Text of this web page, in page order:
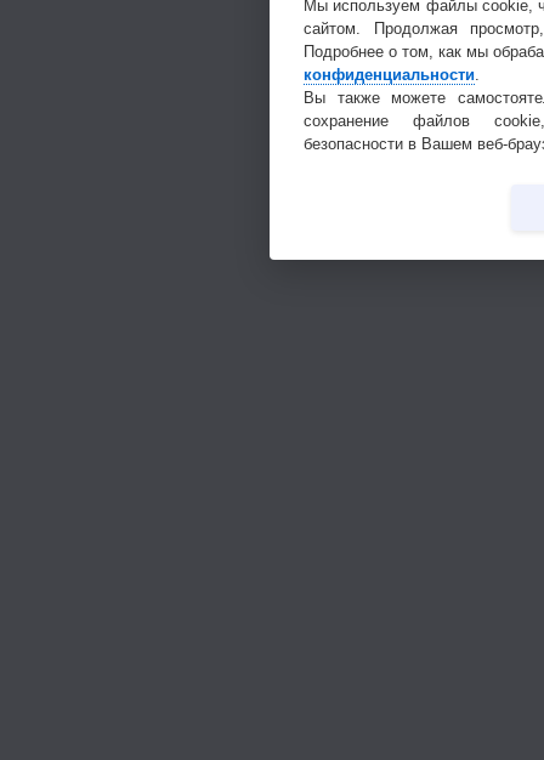
Мы используем файлы cookie,
сайтом. Продолжая
Подробнее о том, как мы
конфиденциальности
Вы также можете
сохранение файлов
безопасности в Вашем веб-